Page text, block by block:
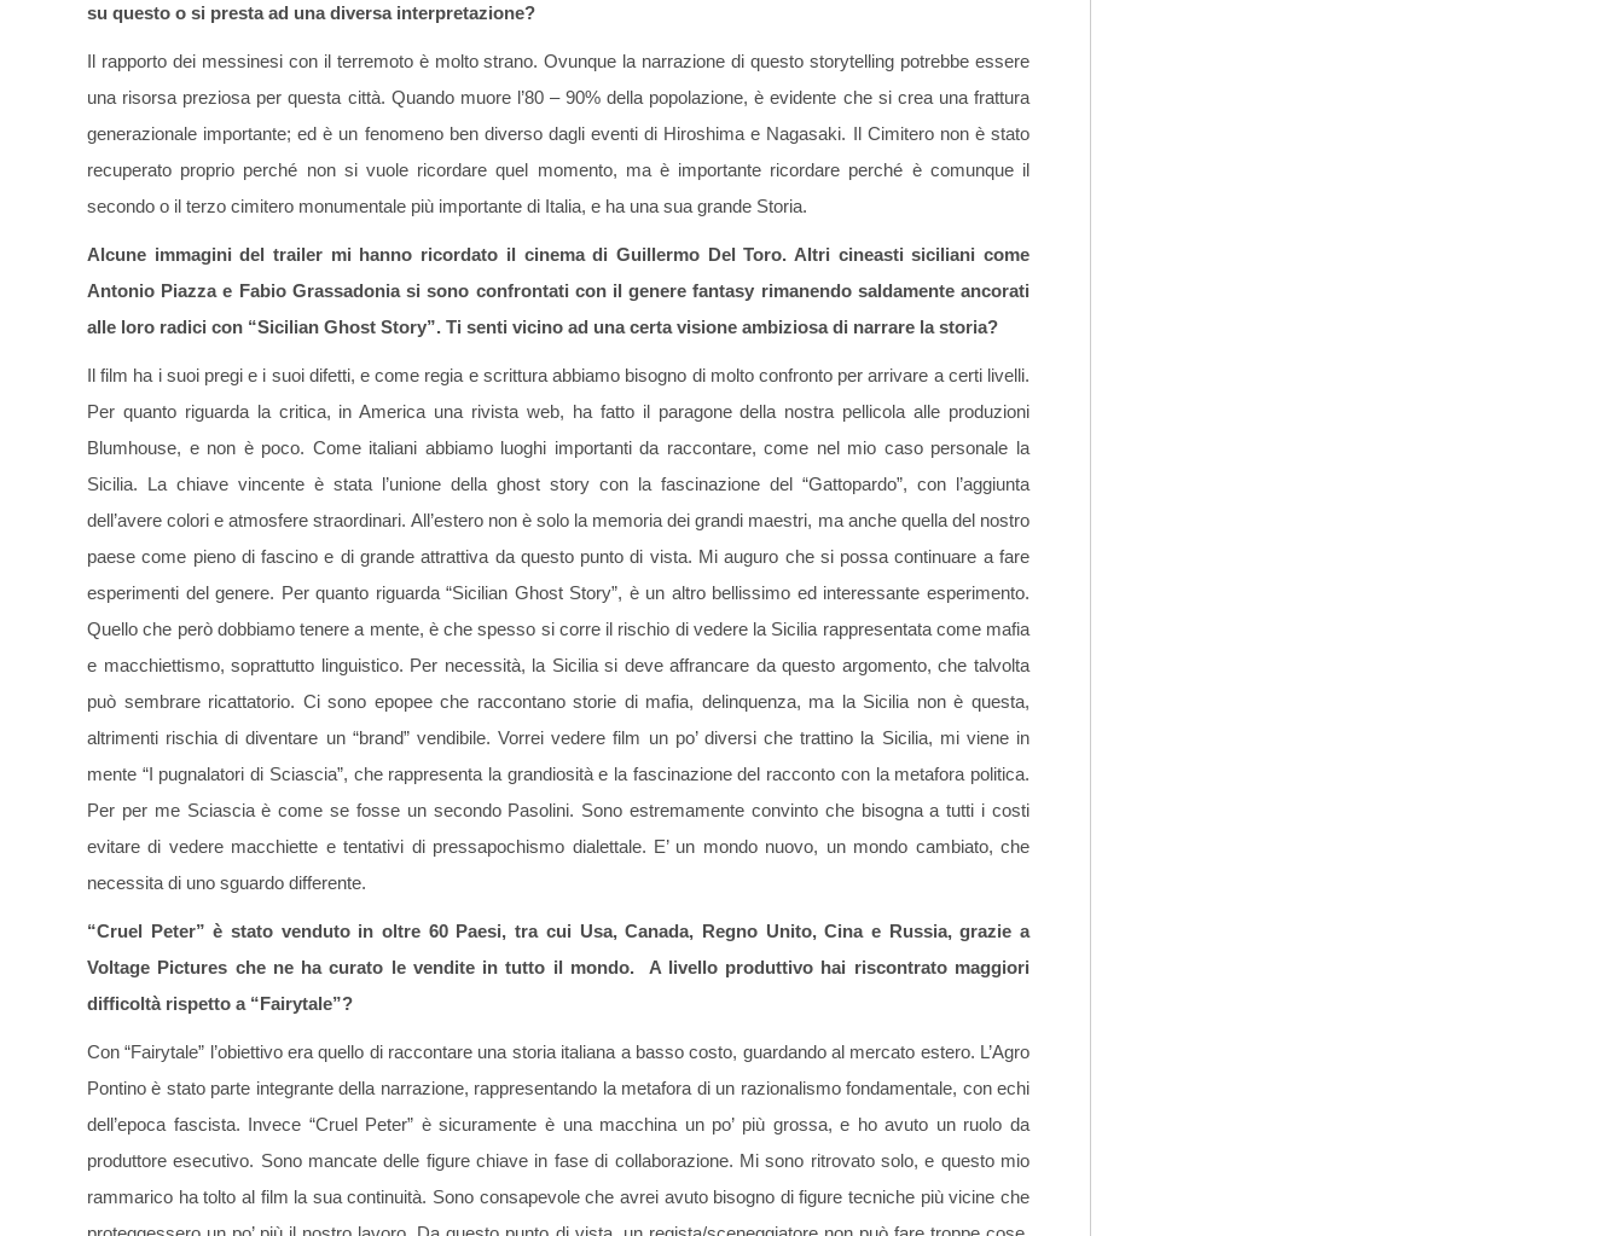
su questo o si presta ad una diversa interpretazione?
Il rapporto dei messinesi con il terremoto è molto strano. Ovunque la narrazione di questo storytelling potrebbe essere
una risorsa preziosa per questa città. Quando muore l’80 – 90% della popolazione, è evidente che si crea una frattura
generazionale importante; ed è un fenomeno ben diverso dagli eventi di Hiroshima e Nagasaki. Il Cimitero non è stato
recuperato proprio perché non si vuole ricordare quel momento, ma è importante ricordare perché è comunque il
secondo o il terzo cimitero monumentale più importante di Italia, e ha una sua grande Storia.
Alcune immagini del trailer mi hanno ricordato il cinema di Guillermo Del Toro. Altri cineasti siciliani come
Antonio Piazza e Fabio Grassadonia si sono confrontati con il genere fantasy rimanendo saldamente ancorati
alle loro radici con “Sicilian Ghost Story”. Ti senti vicino ad una certa visione ambiziosa di narrare la storia?
Il film ha i suoi pregi e i suoi difetti, e come regia e scrittura abbiamo bisogno di molto confronto per arrivare a certi livelli.
Per quanto riguarda la critica, in America una rivista web, ha fatto il paragone della nostra pellicola alle produzioni
Blumhouse, e non è poco. Come italiani abbiamo luoghi importanti da raccontare, come nel mio caso personale la
Sicilia. La chiave vincente è stata l’unione della ghost story con la fascinazione del “Gattopardo”, con l’aggiunta
dell’avere colori e atmosfere straordinari. All’estero non è solo la memoria dei grandi maestri, ma anche quella del nostro
paese come pieno di fascino e di grande attrattiva da questo punto di vista. Mi auguro che si possa continuare a fare
esperimenti del genere. Per quanto riguarda “Sicilian Ghost Story”, è un altro bellissimo ed interessante esperimento.
Quello che però dobbiamo tenere a mente, è che spesso si corre il rischio di vedere la Sicilia rappresentata come mafia
e macchiettismo, soprattutto linguistico. Per necessità, la Sicilia si deve affrancare da questo argomento, che talvolta
può sembrare ricattatorio. Ci sono epopee che raccontano storie di mafia, delinquenza, ma la Sicilia non è questa,
altrimenti rischia di diventare un “brand” vendibile. Vorrei vedere film un po’ diversi che trattino la Sicilia, mi viene in
mente “I pugnalatori di Sciascia”, che rappresenta la grandiosità e la fascinazione del racconto con la metafora politica.
Per per me Sciascia è come se fosse un secondo Pasolini. Sono estremamente convinto che bisogna a tutti i costi
evitare di vedere macchiette e tentativi di pressapochismo dialettale. E’ un mondo nuovo, un mondo cambiato, che
necessita di uno sguardo differente.
“Cruel Peter” è stato venduto in oltre 60 Paesi, tra cui Usa, Canada, Regno Unito, Cina e Russia, grazie a
Voltage Pictures che ne ha curato le vendite in tutto il mondo. A livello produttivo hai riscontrato maggiori
difficoltà rispetto a “Fairytale”?
Con “Fairytale” l’obiettivo era quello di raccontare una storia italiana a basso costo, guardando al mercato estero. L’Agro
Pontino è stato parte integrante della narrazione, rappresentando la metafora di un razionalismo fondamentale, con echi
dell’epoca fascista. Invece “Cruel Peter” è sicuramente è una macchina un po’ più grossa, e ho avuto un ruolo da
produttore esecutivo. Sono mancate delle figure chiave in fase di collaborazione. Mi sono ritrovato solo, e questo mio
rammarico ha tolto al film la sua continuità. Sono consapevole che avrei avuto bisogno di figure tecniche più vicine che